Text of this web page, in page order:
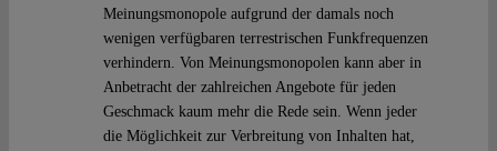
Meinungsmonopole aufgrund der damals noch
wenigen verfügbaren terrestrischen Funkfrequenzen
verhindern. Von Meinungsmonopolen kann aber in
Anbetracht der zahlreichen Angebote für jeden
Geschmack kaum mehr die Rede sein. Wenn jeder
die Möglichkeit zur Verbreitung von Inhalten hat,